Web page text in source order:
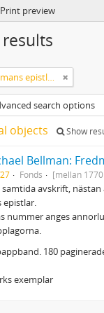
Print preview
Carl Michael Bellman: Fredmans epistlar m.m.
search options
objects Show
Fonds [mellan
samtida avskrift,
epistlar.
nummer anges
180
exemplar